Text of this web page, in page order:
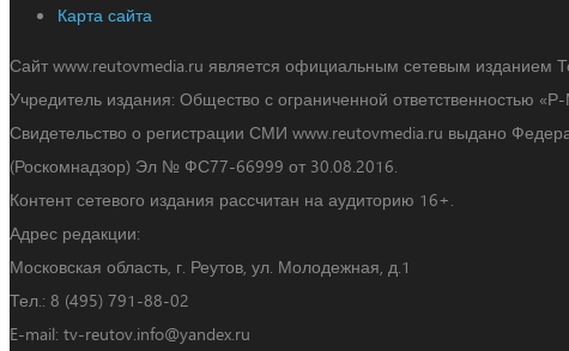
Карта сайта
Сайт www.reutovmedia.ru является официальным сетевым изданием
Учредитель издания: Общество с ограниченной ответственностью
Свидетельство о регистрации СМИ www.reutovmedia.ru выдано
(Роскомнадзор) Эл № ФС77-66999 от 30.08.2016.
Контент сетевого издания рассчитан на аудиторию 16+.
Адрес редакции:
Московская область, г. Реутов, ул. Молодежная, д.1
Тел.: 8 (495) 791-88-02
E-mail: tv-reutov.info@yandex.ru